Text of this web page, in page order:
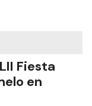
Fiesta
en